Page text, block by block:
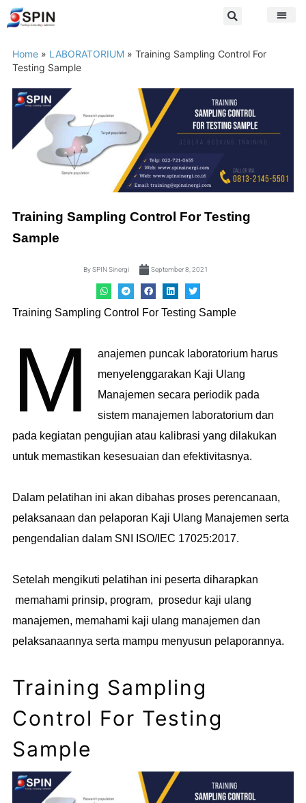
Home » LABORATORIUM » Training Sampling Control For
Testing Sample
Training Sampling Control For Testing
Sample
BySPIN Sinergi September 8, 2021
Training Sampling Control For Testing Sample
M
anajemen puncak laboratorium harus
menyelenggarakan Kaji Ulang
Manajemen secara periodik pada
sistem manajemen laboratorium dan
pada kegiatan pengujian atau kalibrasi yang dilakukan
untuk memastikan kesesuaian dan efektivitasnya.
Dalam pelatihan ini akan dibahas proses perencanaan,
pelaksanaan dan pelaporan Kaji Ulang Manajemen serta
pengendalian dalam SNI ISO/IEC 17025:2017.
Setelah mengikuti pelatihan ini peserta diharapkan
memahami prinsip, program, prosedur kaji ulang
manajemen, memahami kaji ulang manajemen dan
pelaksanaannya serta mampu menyusun pelaporannya.
Training Sampling
Control For Testing
Sample